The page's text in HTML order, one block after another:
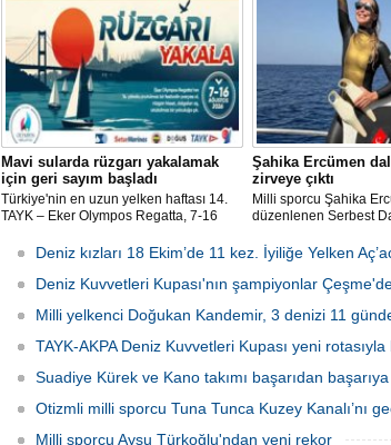
madalya kazandı.
Mavi sularda rüzgarı yakalamak
için geri sayım başladı
Türkiye'nin en uzun yelken haftası 14.
TAYK – Eker Olympos Regatta, 7-16
sulara yelken açıyor.
Şahika Ercümen
zirveye çıktı
Milli sporcu Şahika
düzenlenen Serbest
kategorisinde 68
şampiyon oldu.
Deniz kızları 18 Ekim’de 11 kez. İyiliğe Yelken
Deniz Kuvvetleri Kupası'nın şampiyonlar
Milli yelkenci Doğukan Kandemir, 3 denizi 11
TAYK-AKPA Deniz Kuvvetleri Kupası yeni rotasıyla
Suadiye Kürek ve Kano takımı başarıdan
Otizmli milli sporcu Tuna Tunca Kuzey Kanalı’nı
Milli sporcu Aysu Türkoğlu'ndan yeni rekor